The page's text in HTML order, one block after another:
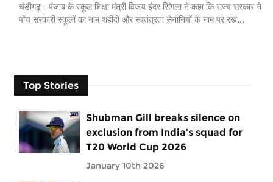
चंडीगढ़। पंजाब के स्कूल शिक्षा मंत्री विजय इंदर सिंगला ने कहा कि राज्य सरकार ने
पाँच सरकारी स्कूलों का नाम शहीदों और स्वतंत्रता सेनानियों के नाम पर रख...
Top Stories
Shubman Gill breaks silence on
exclusion from India’s squad for
T20 World Cup 2026
January 10th 2026